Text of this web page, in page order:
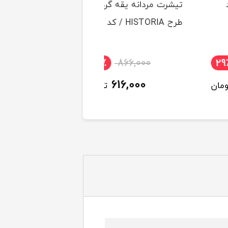
تیشرت مردانه یقه گرد
866,000 29٪
616,000 تومان